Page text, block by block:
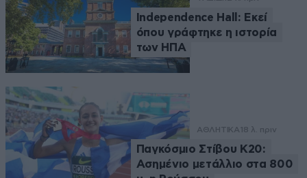
Independence Hall: Εκεί
όπου γράφτηκε η ιστορία
των ΗΠΑ
ΑΘΛΗΤΙΚΑ 18 λ. πριν
Παγκόσμιο Στίβου Κ20:
Ασημένιο μετάλλιο στα 800